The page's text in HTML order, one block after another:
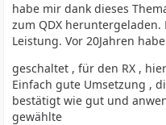
habe mir dank dieses
zum QDX
Leistung. Vor 20Jahren
geschaltet , für den RX ,
Einfach gute Umsetzung ,
bestätigt wie gut und
gewählte